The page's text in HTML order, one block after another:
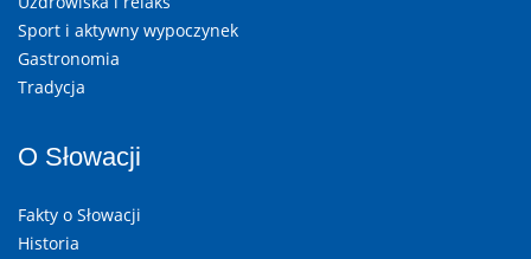
Sport i aktywny wypoczynek
Gastronomia
Tradycja
O Słowacji
Fakty o Słowacji
Historia